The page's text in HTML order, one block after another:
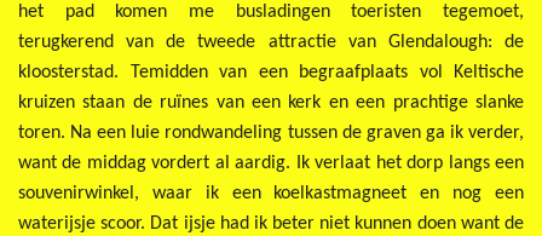
het pad komen me busladingen toeristen tegemoet,
terugkerend van de tweede attractie van Glendalough: de
kloosterstad. Temidden van een begraafplaats vol Keltische
kruizen staan de ruïnes van een kerk en een prachtige slanke
toren. Na een luie rondwandeling tussen de graven ga ik verder,
want de middag vordert al aardig. Ik verlaat het dorp langs een
souvenirwinkel, waar ik een koelkastmagneet en nog een
waterijsje scoor. Dat ijsje had ik beter niet kunnen doen want de